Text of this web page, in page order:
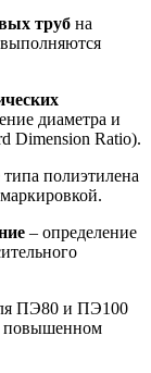
труб на
выполняются
диаметра и
Dimension Ratio).
полиэтилена
– определение
ПЭ80 и ПЭ100
повышенном